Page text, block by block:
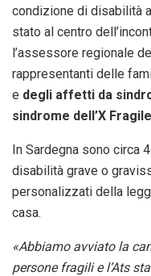
condizione di disabilità
stato al centro
l’assessore regionale
rappresentanti delle
e degli affetti da
sindrome dell’X
In Sardegna sono circa
disabilità grave o
personalizzati della
casa.
«Abbiamo avviato la
persone fragili e l’Ats